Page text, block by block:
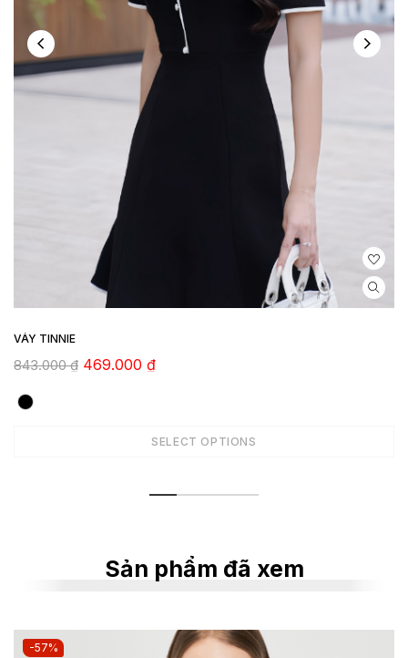
VÁY TINNIE
843.000₫ 469.000 ₫
SELECT OPTIONS
Sản phẩm đã xem
-57%